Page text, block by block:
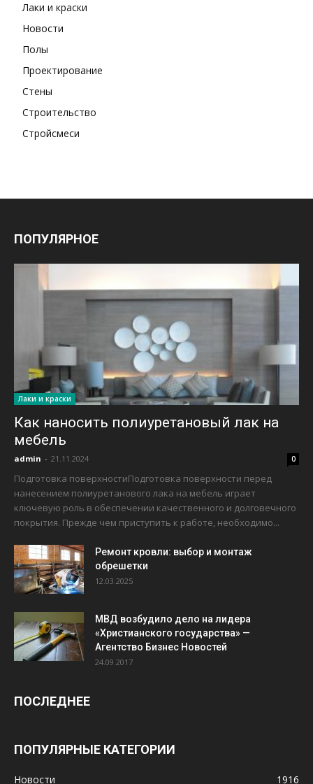
Лаки и краски
Новости
Полы
Проектирование
Стены
Строительство
Стройсмеси
ПОПУЛЯРНОЕ
Лаки и краски
Как наносить полиуретановый лак на
мебель
admin - 21.11.2024 0
Подготовка поверхностиПодготовка поверхности перед
нанесением полиуретанового лака на мебель играет
ключевую роль в обеспечении качественного и долговечного
покрытия. Прежде чем приступить к работе, необходимо...
Ремонт кровли: выбор и монтаж
обрешетки
12.03.2025
МВД возбудило дело на лидера
«Христианского государства» —
Агентство Бизнес Новостей
24.09.2017
ПОСЛЕДНЕЕ
ПОПУЛЯРНЫЕ КАТЕГОРИИ
Новости 1916